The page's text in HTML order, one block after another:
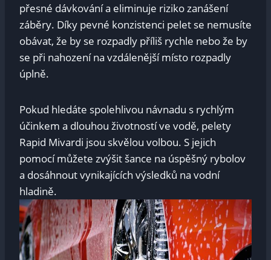
přesné dávkování a eliminuje​ riziko⁣ zanášení
⁤záběry. Díky pevné konzistenci pelet se nemusíte​
obávat, že by se ⁣rozpadly příliš rychle ⁣nebo že by
se při nahození ⁣na vzdálenější místo rozpadly⁣
úplně.
Pokud hledáte spolehlivou návnadu s rychlým
účinkem a dlouhou životností ve vodě, pelety
Rapid⁢ Mivardi‌ jsou skvělou⁢ volbou. S ⁣jejich
pomocí ⁤můžete zvýšit šance na úspěšný rybolov
a dosáhnout vynikajících výsledků ​na vodní
hladině.